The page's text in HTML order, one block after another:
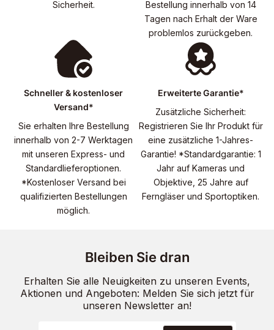
Sicherheit.
Bestellung innerhalb von 14
Tagen nach Erhalt der Ware
problemlos zurückgeben.
Schneller & kostenloser
Versand*
Sie erhalten Ihre Bestellung
innerhalb von 2-7 Werktagen
mit unseren Express- und
Standardlieferoptionen.
*Kostenloser Versand bei
qualifizierten Bestellungen
möglich.
Erweiterte Garantie*
Zusätzliche Sicherheit:
Registrieren Sie Ihr Produkt für
eine zusätzliche 1-Jahres-
Garantie! *Standardgarantie: 1
Jahr auf Kameras und
Objektive, 25 Jahre auf
Ferngläser und Sportoptiken.
Bleiben Sie dran
Erhalten Sie alle Neuigkeiten zu unseren Events,
Aktionen und Angeboten: Melden Sie sich jetzt für
unseren Newsletter an!